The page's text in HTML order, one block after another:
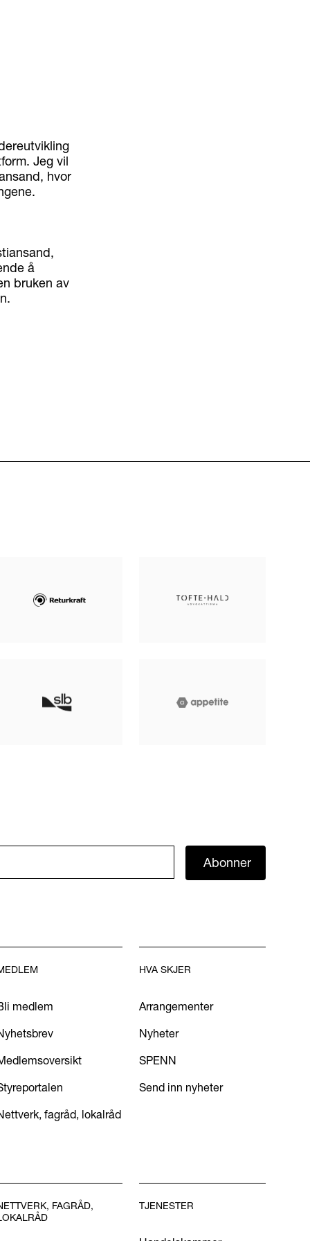
Jeg vil
hvor
å
bruken av
Abonner
medlem
fagråd, lokalråd
HVA SKJER
Arrangementer
Nyheter
SPENN
Send inn nyheter
FAGRÅD,
TJENESTER